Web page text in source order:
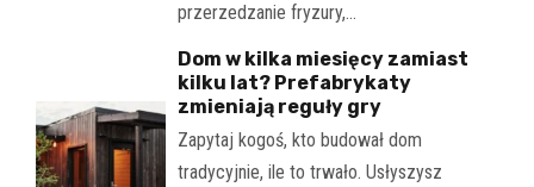
przerzedzanie fryzury,…
Dom w kilka miesięcy zamiast
kilku lat? Prefabrykaty
zmieniają reguły gry
Zapytaj kogoś, kto budował dom
tradycyjnie, ile to trwało. Usłyszysz